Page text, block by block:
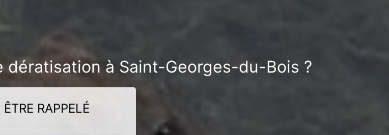
dératisation à Saint-Georges-du-Bois ?
ÊTRE RAPPELÉ